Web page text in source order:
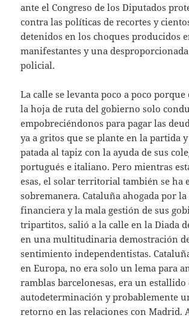
ante el Congreso de los Diputados
contra las políticas de recortes y
detenidos en los choques producidos
manifestantes y una
policial.
La calle se levanta poco a poco
la hoja de ruta del gobierno solo
empobreciéndonos para pagar las
ya a gritos que se plante en la partida
patada al tapiz con la ayuda de sus
portugués e italiano. Pero mientras
esas, el solar territorial también se ha
sobremanera. Cataluña ahogada por
financiera y la mala gestión de sus
tripartitos, salió a la calle en la Diada
en una multitudinaria demostración
sentimiento independentistas.
en Europa, no era solo un lema para
ramblas barcelonesas, era un estallido
autodeterminación y probablemente
retorno en las relaciones con Madrid.